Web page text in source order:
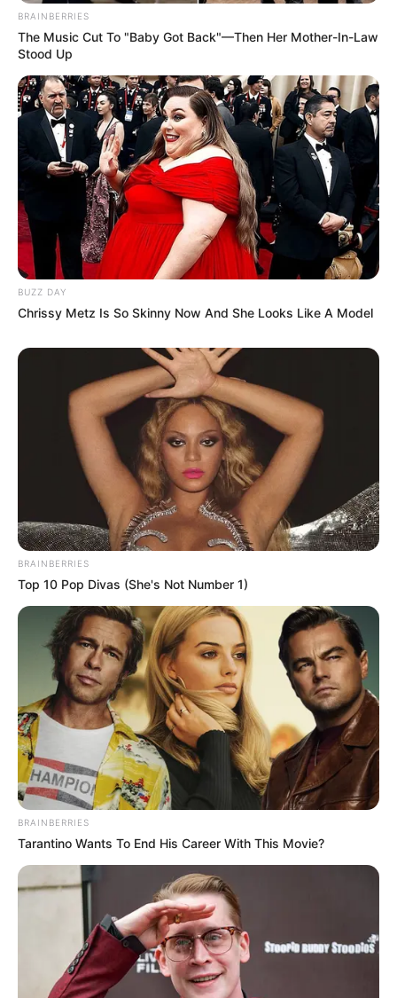
BRAINBERRIES
The Music Cut To "Baby Got Back"—Then Her Mother-In-Law
Stood Up
BUZZ DAY
Chrissy Metz Is So Skinny Now And She Looks Like A Model
BRAINBERRIES
Top 10 Pop Divas (She's Not Number 1)
BRAINBERRIES
Tarantino Wants To End His Career With This Movie?